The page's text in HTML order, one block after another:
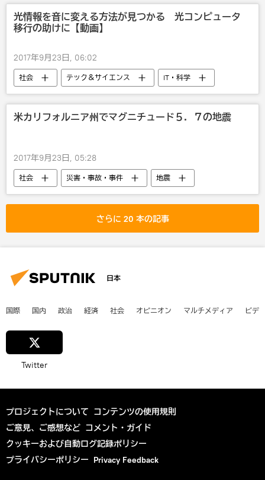
光情報を音に変える方法が見つかる 光コンピュータ
移行の助けに【動画】
2017年9月23日, 06:02
社会 テック＆サイエンス
IT・科学
研究
米カリフォルニア州でマグニチュード５．７の地震
2017年9月23日, 05:28
社会 災害・事故・事件
地震
環境
米国
さらに 20 本の記事
日本
国際 国内 政治 経済 社会 オピニオン マルチメディア ビデ
Twitter
プロジェクトについて コンテンツの使用規則
ご意見、ご感想など コメント・ガイド
クッキーおよび自動ログ記録ポリシー
プライバシーポリシー Privacy Feedback